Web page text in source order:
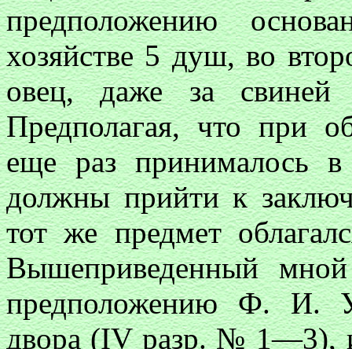
предположению
хозяйстве 5 душ, во
овец, даже за свиней
Предполагая, что при
еще раз принималось в
должны прийти к
тот же предмет
Вышеприведенный
предположению Ф. И.
двора (IV разр. № 1—3),